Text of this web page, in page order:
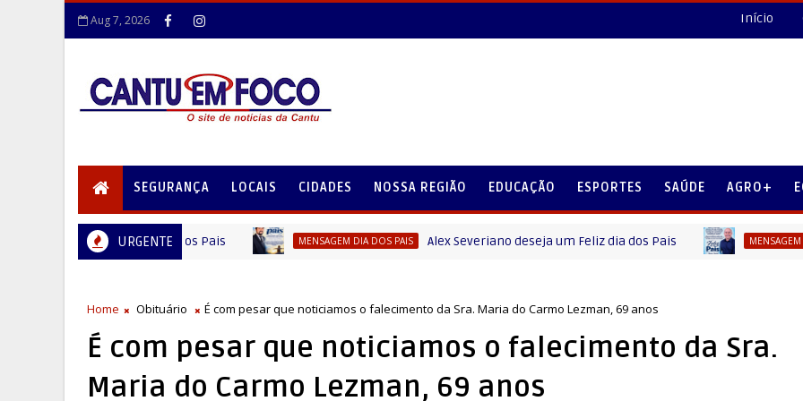
Aug 7, 2026 Início
SEGURANÇA LOCAIS CIDADES NOSSA REGIÃO EDUCAÇÃO ESPORTES SAÚDE AGRO+
URGENTE MENSAGEM DIA DOS PAIS Alex Severiano deseja um Feliz dia dos Pais MENSAGEM DIA DOS
Home Obituário É com pesar que noticiamos o falecimento da Sra. Maria do Carmo Lezman, 69 anos
É com pesar que noticiamos o falecimento da Sra.
Maria do Carmo Lezman, 69 anos